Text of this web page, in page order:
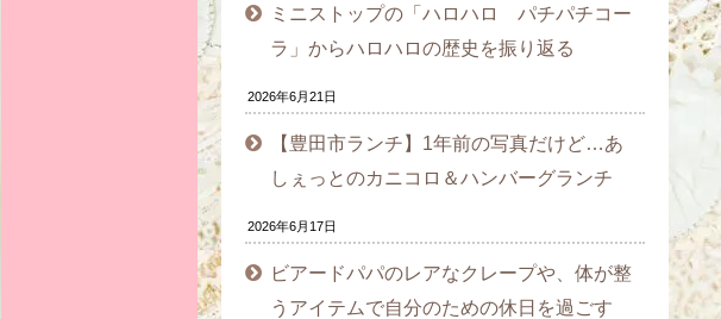
ミニストップの「ハロハロ パチパチコー
ラ」からハロハロの歴史を振り返る
2026年6月21日
【豊田市ランチ】1年前の写真だけど…あ
しぇっとのカニコロ＆ハンバーグランチ
2026年6月17日
ビアードパパのレアなクレープや、体が整
うアイテムで自分のための休日を過ごす